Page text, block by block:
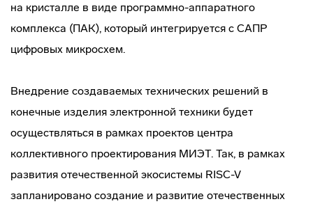
на кристалле в виде программно-аппаратного
комплекса (ПАК), который интегрируется с САПР
цифровых микросхем.
Внедрение создаваемых технических решений в
конечные изделия электронной техники будет
осуществляться в рамках проектов центра
коллективного проектирования МИЭТ. Так, в рамках
развития отечественной экосистемы RISC-V
запланировано создание и развитие отечественных